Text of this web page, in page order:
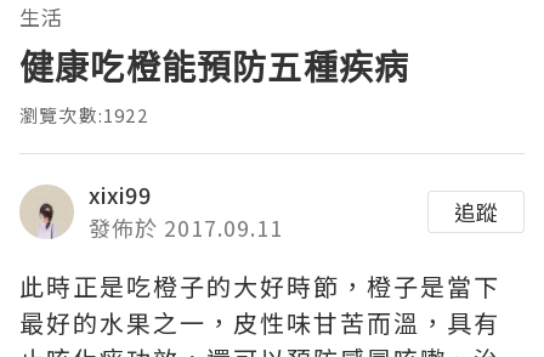
生活
健康吃橙能預防五種疾病
瀏覽次數:1922
xixi99
發佈於 2017.09.11
追蹤
此時正是吃橙子的大好時節，橙子是當下
最好的水果之一，皮性味甘苦而溫，具有